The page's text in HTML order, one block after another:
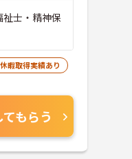
士・精神保
暇取得実績あり
もらう